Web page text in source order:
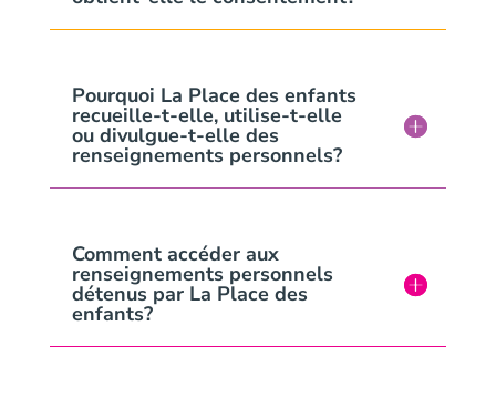
Pourquoi La Place des enfants
recueille-t-elle, utilise-t-elle
ou divulgue-t-elle des
renseignements personnels?
Comment accéder aux
renseignements personnels
détenus par La Place des
enfants?